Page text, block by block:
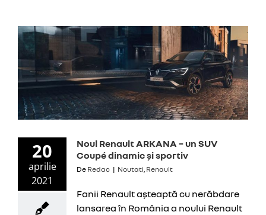
20
aprilie
2021
Noul Renault ARKANA – un SUV
Coupé dinamic și sportiv
De Redac | Noutati Renault
Fanii Renault așteaptă cu nerăbdare
lansarea în România a noului Renault